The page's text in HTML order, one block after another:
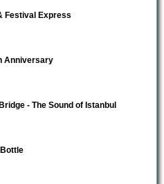
Festival Express
Anniversary
- The Sound of Istanbul